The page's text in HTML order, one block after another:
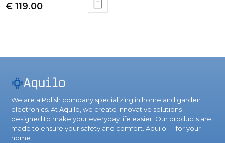
€ 119.00
We are a Polish company specializing in home and garden
electronics. At Aquilo, we create innovative solutions
designed to make your everyday life easier. Our products are
made to ensure your safety and comfort. Aquilo — for your
home.